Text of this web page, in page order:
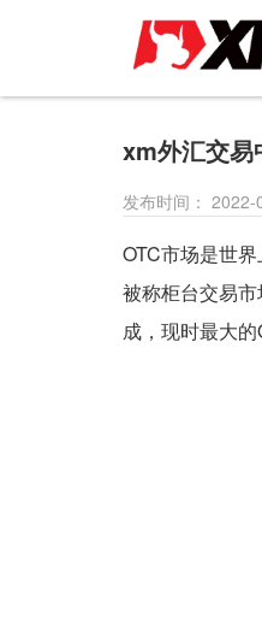
xm外汇交易
发布时间：
OTC市场是世
被称柜台交易
成，现时最大的